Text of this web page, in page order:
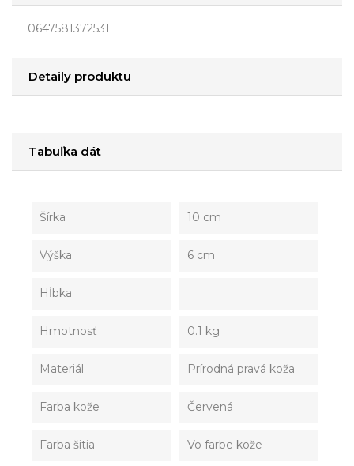
0647581372531
Detaily produktu
Tabuľka dát
Šírka 10 cm
Výška 6 cm
Hĺbka
Hmotnosť 0.1 kg
Materiál Prírodná pravá koža
Farba kože Červená
Farba šitia Vo farbe kože